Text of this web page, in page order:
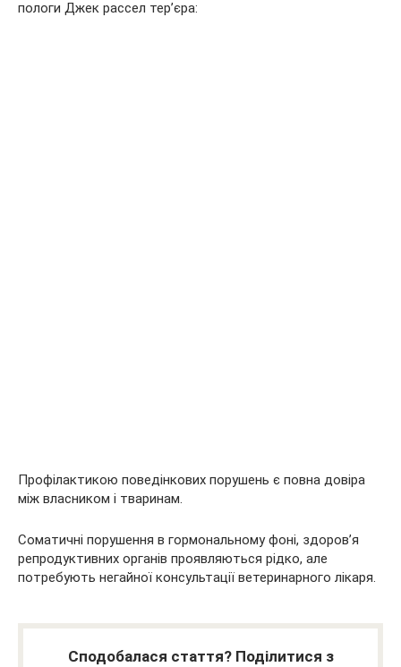
пологи Джек рассел тер’єра:
Профілактикою поведінкових порушень є повна довіра
між власником і тваринам.
Соматичні порушення в гормональному фоні, здоров’я
репродуктивних органів проявляються рідко, але
потребують негайної консультації ветеринарного лікаря.
Сподобалася стаття? Поділитися з